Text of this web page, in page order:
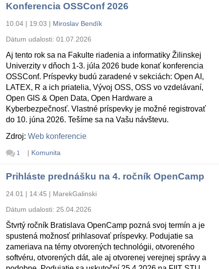
Konferencia OSSConf 2026
10.04 | 19:03 | Miroslav Bendík
Dátum udalosti: 01.07.2026
Aj tento rok sa na Fakulte riadenia a informatiky Žilinskej
Univerzity v dňoch 1-3. júla 2026 bude konať konferencia
OSSConf. Príspevky budú zaradené v sekciách: Open AI,
LATEX, R a ich priatelia, Vývoj OSS, OSS vo vzdelávaní,
Open GIS & Open Data, Open Hardware a
Kyberbezpečnosť. Vlastné príspevky je možné registrovať
do 10. júna 2026. Tešíme sa na Vašu návštevu.
Zdroj: Web konferencie
1 | Komunita
Prihláste prednášku na 4. ročník OpenCamp
24.01 | 14:45 | MarekGalinski
Dátum udalosti: 25.04.2026
Štvrtý ročník Bratislava OpenCamp pozná svoj termín a je
spustená možnosť prihlasovať príspevky. Podujatie sa
zameriava na témy otvorených technológii, otvoreného
softvéru, otvorených dát, ale aj otvorenej verejnej správy a